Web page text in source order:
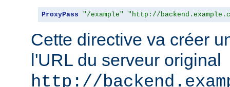
ProxyPass "/example" "http://
Cette directive va créer
l'URL du serveur original
http://